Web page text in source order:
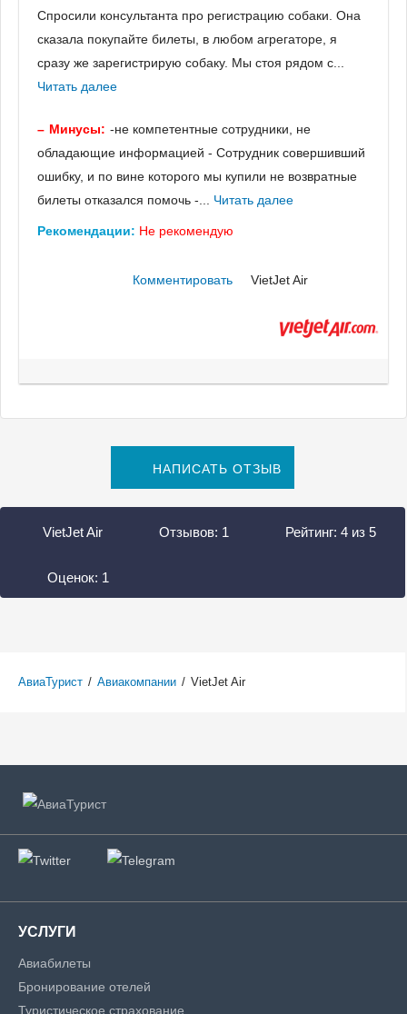
Спросили консультанта про регистрацию собаки. Она
сказала покупайте билеты, в любом агрегаторе, я
сразу же зарегистрирую собаку. Мы стоя рядом с...
Читать далее
Минусы: -не компетентные сотрудники, не
обладающие информацией - Сотрудник совершивший
ошибку, и по вине которого мы купили не возвратные
билеты отказался помочь -... Читать далее
Рекомендации: Не рекомендую
Комментировать VietJet Air
НАПИСАТЬ ОТЗЫВ
VietJet Air Отзывов: 1 Рейтинг: 4 из 5
Оценок: 1
АвиаТурист / Авиакомпании / VietJet Air
УСЛУГИ
Авиабилеты
Бронирование отелей
Туристическое страхование